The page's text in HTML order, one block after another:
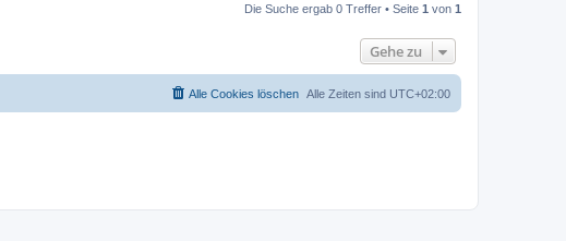
Die Suche ergab 0 Treffer • Seite 1 von 1
Gehe zu
Alle Zeiten sind UTC+02:00
Alle Cookies löschen